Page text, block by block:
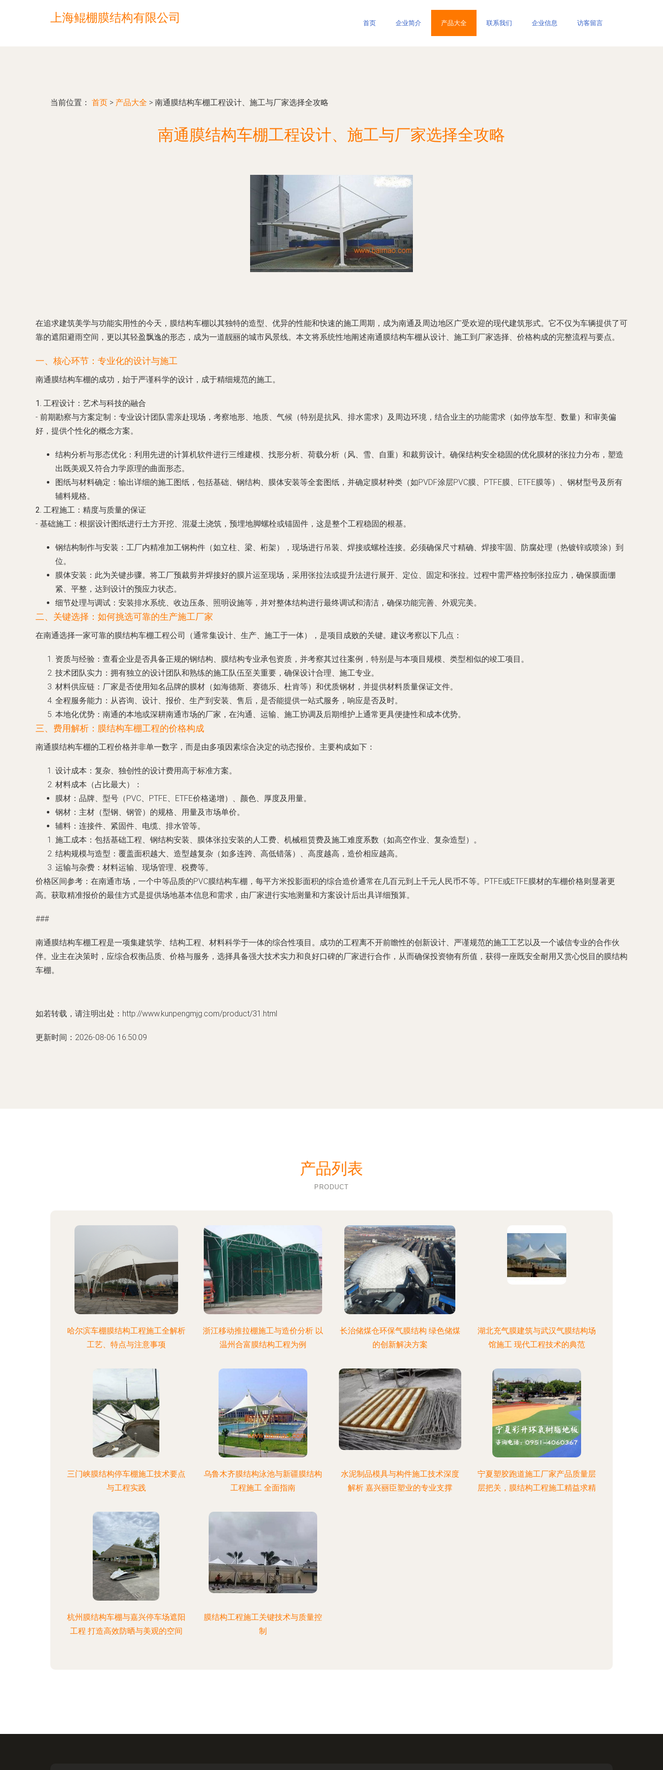
上海鲲棚膜结构有限公司 首页 企业简介 产品大全 联系我们 企业信息 访客留言
当前位置： 首页 > 产品大全 > 南通膜结构车棚工程设计、施工与厂家选择全攻略
南通膜结构车棚工程设计、施工与厂家选择全攻略
在追求建筑美学与功能实用性的今天，膜结构车棚以其独特的造型、优异的性能和快速的施工周期，成为南通及周边地区广受欢迎的现代建筑形式。它不仅为车辆提供了可
靠的遮阳避雨空间，更以其轻盈飘逸的形态，成为一道靓丽的城市风景线。本文将系统性地阐述南通膜结构车棚从设计、施工到厂家选择、价格构成的完整流程与要点。
一、核心环节：专业化的设计与施工
南通膜结构车棚的成功，始于严谨科学的设计，成于精细规范的施工。
1. 工程设计：艺术与科技的融合
- 前期勘察与方案定制 ：专业设计团队需亲赴现场，考察地形、地质、气候（特别是抗风、排水需求）及周边环境，结合业主的功能需求（如停放车型、数量）和审美偏
好，提供个性化的概念方案。
结构分析与形态优化 ：利用先进的计算机软件进行三维建模、找形分析、荷载分析（风、雪、自重）和裁剪设计。确保结构安全稳固的优化膜材的张拉力分布，塑造
出既美观又符合力学原理的曲面形态。
图纸与材料确定 ：输出详细的施工图纸，包括基础、钢结构、膜体安装等全套图纸，并确定膜材种类（如PVDF涂层PVC膜、PTFE膜、ETFE膜等）、钢材型号及所有
辅料规格。
2. 工程施工：精度与质量的保证
- 基础施工 ：根据设计图纸进行土方开挖、混凝土浇筑，预埋地脚螺栓或锚固件，这是整个工程稳固的根基。
钢结构制作与安装 ：工厂内精准加工钢构件（如立柱、梁、桁架），现场进行吊装、焊接或螺栓连接。必须确保尺寸精确、焊接牢固、防腐处理（热镀锌或喷涂）到
位。
膜体安装 ：此为关键步骤。将工厂预裁剪并焊接好的膜片运至现场，采用张拉法或提升法进行展开、定位、固定和张拉。过程中需严格控制张拉应力，确保膜面绷
紧、平整，达到设计的预应力状态。
细节处理与调试 ：安装排水系统、收边压条、照明设施等，并对整体结构进行最终调试和清洁，确保功能完善、外观完美。
二、关键选择：如何挑选可靠的生产施工厂家
在南通选择一家可靠的膜结构车棚工程公司（通常集设计、生产、施工于一体），是项目成败的关键。建议考察以下几点：
资质与经验 ：查看企业是否具备正规的钢结构、膜结构专业承包资质，并考察其过往案例，特别是与本项目规模、类型相似的竣工项目。
技术团队实力 ：拥有独立的设计团队和熟练的施工队伍至关重要，确保设计合理、施工专业。
材料供应链 ：厂家是否使用知名品牌的膜材（如海德斯、赛德乐、杜肯等）和优质钢材，并提供材料质量保证文件。
全程服务能力 ：从咨询、设计、报价、生产到安装、售后，是否能提供一站式服务，响应是否及时。
本地化优势 ：南通的本地或深耕南通市场的厂家，在沟通、运输、施工协调及后期维护上通常更具便捷性和成本优势。
三、费用解析：膜结构车棚工程的价格构成
南通膜结构车棚的工程价格并非单一数字，而是由多项因素综合决定的动态报价。主要构成如下：
设计成本 ：复杂、独创性的设计费用高于标准方案。
材料成本（占比最大）
：
膜材 ：品牌、型号（PVC、PTFE、ETFE价格递增）、颜色、厚度及用量。
钢材 ：主材（型钢、钢管）的规格、用量及市场单价。
辅料 ：连接件、紧固件、电缆、排水管等。
施工成本 ：包括基础工程、钢结构安装、膜体张拉安装的人工费、机械租赁费及施工难度系数（如高空作业、复杂造型）。
结构规模与造型 ：覆盖面积越大、造型越复杂（如多连跨、高低错落）、高度越高，造价相应越高。
运输与杂费 ：材料运输、现场管理、税费等。
价格区间参考 ：在南通市场，一个中等品质的PVC膜结构车棚，每平方米投影面积的综合造价通常在几百元到上千元人民币不等。PTFE或ETFE膜材的车棚价格则显著更
高。获取精准报价的最佳方式是提供场地基本信息和需求，由厂家进行实地测量和方案设计后出具详细预算。
###
南通膜结构车棚工程是一项集建筑学、结构工程、材料科学于一体的综合性项目。成功的工程离不开前瞻性的创新设计、严谨规范的施工工艺以及一个诚信专业的合作伙
伴。业主在决策时，应综合权衡品质、价格与服务，选择具备强大技术实力和良好口碑的厂家进行合作，从而确保投资物有所值，获得一座既安全耐用又赏心悦目的膜结构
车棚。
如若转载，请注明出处：http://www.kunpengmjg.com/product/31.html
更新时间：2026-08-06 16:50:09
产品列表
PRODUCT
哈尔滨车棚膜结构工程施工全解析
工艺、特点与注意事项
浙江移动推拉棚施工与造价分析 以
温州合富膜结构工程为例
长治储煤仓环保气膜结构 绿色储煤
的创新解决方案
湖北充气膜建筑与武汉气膜结构场
馆施工 现代工程技术的典范
三门峡膜结构停车棚施工技术要点
与工程实践
乌鲁木齐膜结构泳池与新疆膜结构
工程施工 全面指南
水泥制品模具与构件施工技术深度
解析 嘉兴丽臣塑业的专业支撑
宁夏塑胶跑道施工厂家产品质量层
层把关，膜结构工程施工精益求精
杭州膜结构车棚与嘉兴停车场遮阳
工程 打造高效防晒与美观的空间
膜结构工程施工关键技术与质量控
制